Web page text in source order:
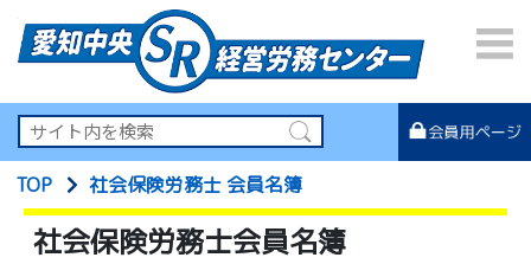
TOP 社会保険労務士 会員名簿
社会保険労務士会員名簿